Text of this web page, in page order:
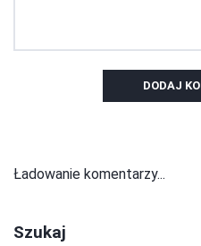
DODAJ
Ładowanie komentarzy...
Szukaj